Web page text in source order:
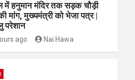
में हनुमान मंदिर तक सड़क चौड़ी
मांग, मुख्यमंत्री को भेजा पत्र |
परेशान
ago Nai Hawa